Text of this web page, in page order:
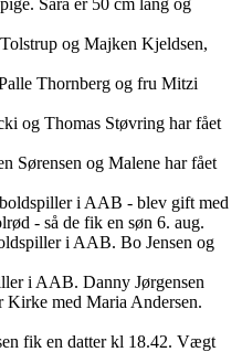
og Majken Kjeldsen,
Thornberg og fru Mitzi
og Thomas Støvring har fået
Sørensen og Malene har fået
i AAB - blev gift med
- så de fik en søn 6. aug.
i AAB. Bo Jensen og
i AAB. Danny Jørgensen
med Maria Andersen.
fik en datter kl 18.42. Vægt